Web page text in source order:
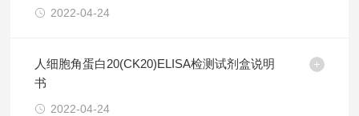
2022-04-24
人细胞角蛋白20(CK20)ELISA检测试剂盒说明
书
2022-04-24